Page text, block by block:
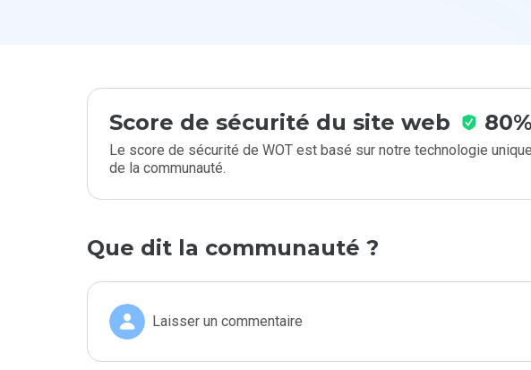
Score de sécurité du site web 80%
Le score de sécurité de WOT est basé sur notre technologie
de la communauté.
Que dit la communauté ?
Laisser un commentaire